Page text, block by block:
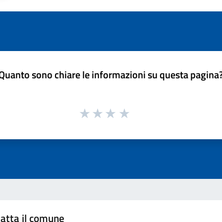
sono chiare le informazioni su questa
il comune